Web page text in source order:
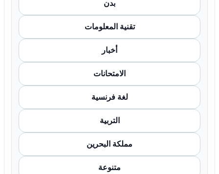
بدن
تقنية المعلومات
أخبار
الامتحانات
لغة فرنسية
التربية
مملكة البحرين
متنوعة